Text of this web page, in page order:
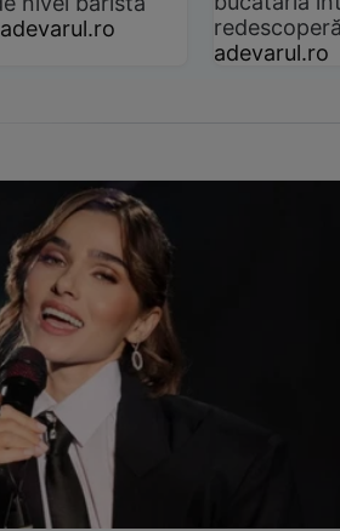
adevarul.ro
adevarul.ro